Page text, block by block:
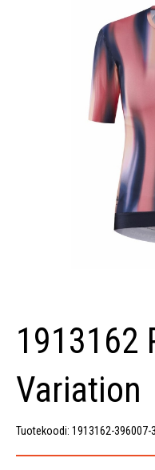
1913162
Variation
Tuotekoodi: 1913162-396007-3